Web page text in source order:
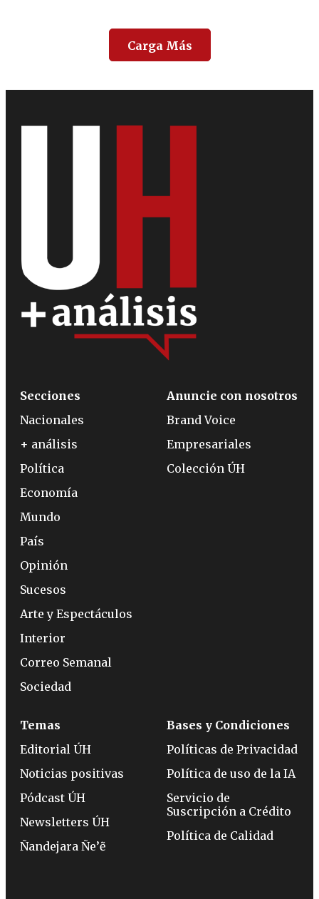
Carga Más
Secciones
Nacionales
+ análisis
Política
Economía
Mundo
País
Opinión
Sucesos
Arte y Espectáculos
Interior
Correo Semanal
Sociedad
Anuncie con nosotros
Brand Voice
Empresariales
Colección ÚH
Temas
Editorial ÚH
Noticias positivas
Pódcast ÚH
Newsletters ÚH
Ñandejara Ñe’ẽ
Bases y Condiciones
Políticas de Privacidad
Política de uso de la IA
Servicio de
Suscripción a Crédito
Política de Calidad